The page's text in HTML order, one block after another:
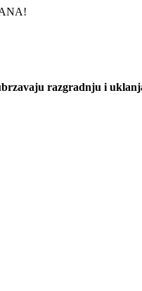
razgradnju i